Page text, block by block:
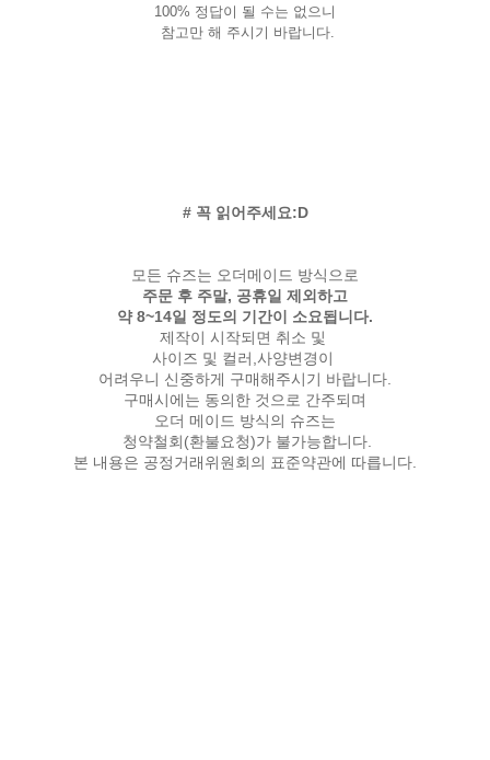
100% 정답이 될 수는 없으니
참고만 해 주시기 바랍니다.
# 꼭 읽어주세요:D
모든 슈즈는 오더메이드 방식으로
주문 후 주말, 공휴일 제외하고
약 8~14일 정도의 기간이 소요됩니다.
제작이 시작되면 취소 및
사이즈 및 컬러,사양변경이
어려우니 신중하게 구매해주시기 바랍니다.
구매시에는 동의한 것으로 간주되며
오더 메이드 방식의 슈즈는
청약철회(환불요청)가 불가능합니다.
본 내용은 공정거래위원회의 표준약관에 따릅니다.